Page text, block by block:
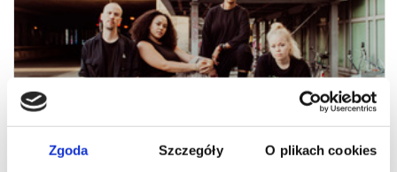
Zgoda Szczegóły O plikach cookies